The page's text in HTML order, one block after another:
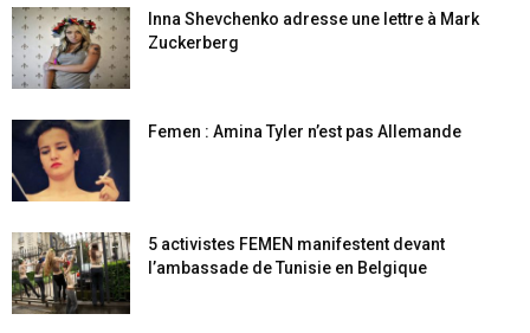
Inna Shevchenko adresse une lettre à Mark
Zuckerberg
Femen : Amina Tyler n’est pas Allemande
5 activistes FEMEN manifestent devant
l’ambassade de Tunisie en Belgique